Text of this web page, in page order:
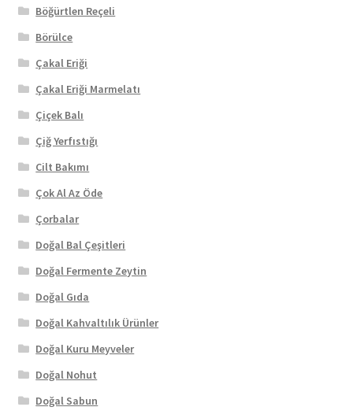
Böğürtlen Reçeli
Börülce
Çakal Eriği
Çakal Eriği Marmelatı
Çiçek Balı
Çiğ Yerfıstığı
Cilt Bakımı
Çok Al Az Öde
Çorbalar
Doğal Bal Çeşitleri
Doğal Fermente Zeytin
Doğal Gıda
Doğal Kahvaltılık Ürünler
Doğal Kuru Meyveler
Doğal Nohut
Doğal Sabun